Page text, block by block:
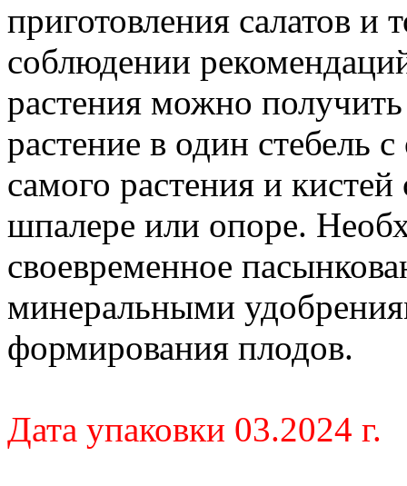
приготовления салатов и
соблюдении
растения можно
растение в один стебель
самого растения и
шпалере или опоре.
своевременное
минеральными
формирования плодов.
Дата упаковки 03.2024 г.